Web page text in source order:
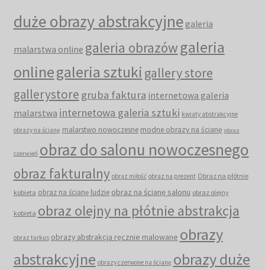
duże obrazy abstrakcyjne galeria
malarstwa online galeria obrazów galeria
onlinegaleria sztuki gallery store
gallerystore gruba faktura internetowa galeria
malarstwa internetowa galeria sztuki kwiaty abstrakcyjne
obrazy na ścianę malarstwo nowoczesne modne obrazy na ścianę obraz
czerwień obraz do salonu nowoczesnego
obraz fakturalny obraz miłość obraz na prezent Obraz na płótnie
kobieta obraz na ścianę ludzie obraz na ścianę salonu obraz olejny
kobieta obraz olejny na płótnie abstrakcja
obraz turkus obrazy abstrakcja ręcznie malowane obrazy
abstrakcyjne obrazy czerwone na ścianę obrazy duże